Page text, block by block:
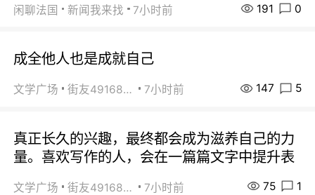
闲聊法国 新闻我来找 7小时前 191 0
成全他人也是成就自己
文学广场 街友49168527 7小时前 147 5
真正长久的兴趣，最终都会成为滋养自己的力
量。喜欢写作的人，会在一篇篇文字中提升表
文学广场 街友49168527 7小时前 75 1